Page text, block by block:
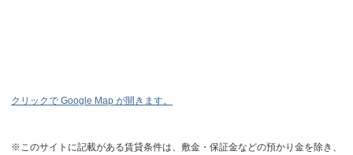
クリックで Google Map が開きます。
※このサイトに記載がある賃貸条件は、敷金・保証金などの預かり金を除き、